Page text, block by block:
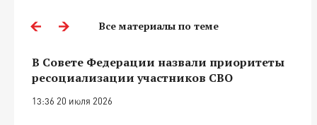
Все материалы по теме
В Совете Федерации назвали приоритеты
ресоциализации участников СВО
13:36 20 июля 2026